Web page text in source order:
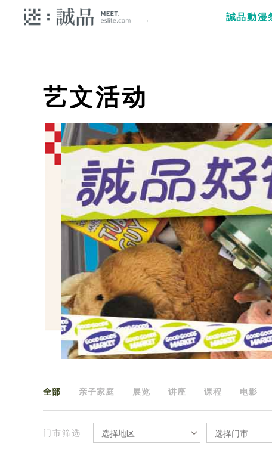
誠品動漫
艺文活动
全部 亲子家庭 展览 讲座 课程 电影
门市筛选 选择地区 选择门市